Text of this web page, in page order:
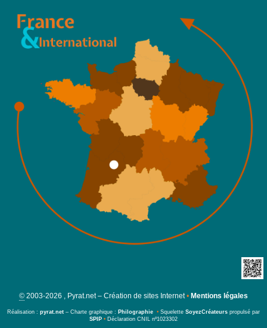
© 2003-2026 , Pyrat.net – Création de sites Internet • Mentions légales
Réalisation : pyrat.net – Charte graphique : Philographie • Squelette SoyezCréateurs propulsé par
SPIP • Déclaration CNIL nº1023302